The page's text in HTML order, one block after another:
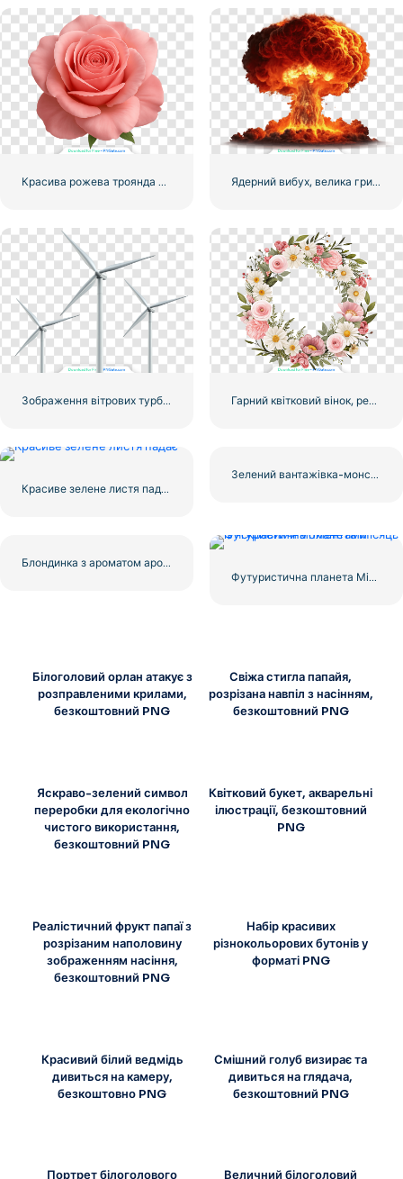
Ядерний вибух, велика грибоподібна хмара, безкоштовний PNG
Гарний квітковий вінок, реалістична ілюстрація, безкоштовний PNG
Білоголовий орлан атакує з
розправленими крилами,
безкоштовний PNG
Свіжа стигла папайя,
розрізана навпіл з насінням,
безкоштовний PNG
Яскраво-зелений символ
переробки для екологічно
чистого використання,
безкоштовний PNG
Квітковий букет, акварельні
ілюстрації, безкоштовний
PNG
Реалістичний фрукт папаї з
розрізаним наполовину
зображенням насіння,
безкоштовний PNG
Набір красивих
різнокольорових бутонів у
форматі PNG
Красивий білий ведмідь
дивиться на камеру,
безкоштовно PNG
Смішний голуб визирає та
дивиться на глядача,
безкоштовний PNG
Портрет білоголового Величний білоголовий